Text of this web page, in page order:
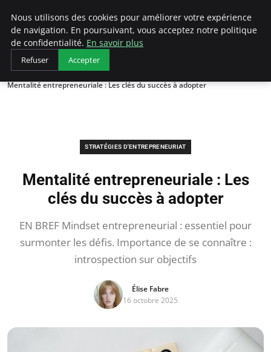
LECFCM
Accueil
Stratégies d'entrepreneuriat
Mentalité entrepreneuriale : Les clés du succès à adopter
STRATÉGIES D'ENTREPRENEURIAT
Mentalité entrepreneuriale : Les
clés du succès à adopter
EN BREF Mindset entrepreneurial : essentiel pour
surmonter les défis. Importance de se connaître :
introspection sur objectifs
Élise Fabre
16 octobre 2025
Nous utilisons des cookies pour améliorer votre expérience
de navigation. En poursuivant, vous acceptez notre politique
de confidentialité. En savoir plus
Refuser Accepter